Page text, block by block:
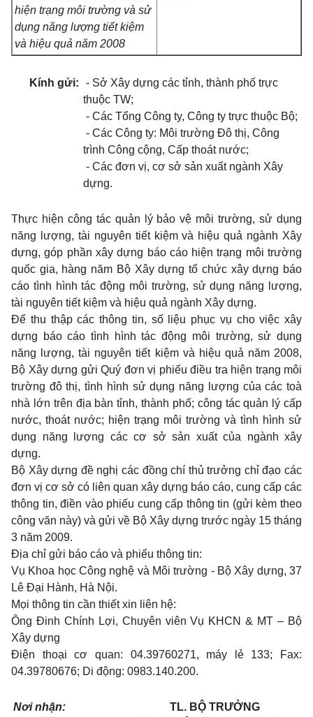
hiện trạng môi trường và sử
dụng năng lượng tiết kiệm
và hiệu quả năm 2008
Kính gửi:
- Sở Xây dựng các tỉnh, thành phố trực
thuộc TW;
- Các Tổng Công ty, Công ty trực thuộc Bộ;
- Các Công ty: Môi trường Đô thị, Công
trình Công cộng, Cấp thoát nước;
- Các đơn vị, cơ sở sản xuất ngành Xây
dựng.
Thực hiện công tác quản lý bảo vệ môi trường, sử dụng
năng lượng, tài nguyên tiết kiệm và hiệu quả ngành Xây
dựng, góp phần xây dựng báo cáo hiện trạng môi trường
quốc gia, hàng năm Bộ Xây dựng tổ chức xây dựng báo
cáo tình hình tác động môi trường, sử dụng năng lượng,
tài nguyên tiết kiệm và hiệu quả ngành Xây dựng.
Để thu thập các thông tin, số liệu phục vụ cho việc xây
dựng báo cáo tình hình tác động môi trường, sử dụng
năng lượng, tài nguyên tiết kiệm và hiệu quả năm 2008,
Bộ Xây dựng gửi Quý đơn vị phiếu điều tra hiện trạng môi
trường đô thị, tình hình sử dụng năng lượng của các toà
nhà lớn trên địa bàn tỉnh, thành phố; công tác quản lý cấp
nước, thoát nước; hiện trạng môi trường và tình hình sử
dụng năng lượng các cơ sở sản xuất của ngành xây
dựng.
Bộ Xây dựng đề nghị các đồng chí thủ trưởng chỉ đạo các
đơn vị cơ sở có liên quan xây dựng báo cáo, cung cấp các
thông tin, điền vào phiếu cung cấp thông tin (gửi kèm theo
công văn này) và gửi về Bộ Xây dựng trước ngày 15 tháng
3 năm 2009.
Địa chỉ gửi báo cáo và phiếu thông tin:
Vụ Khoa học Công nghệ và Môi trường - Bộ Xây dựng, 37
Lê Đại Hành, Hà Nội.
Mọi thông tin cần thiết xin liên hệ:
Ông Đinh Chính Lợi, Chuyên viên Vụ KHCN & MT – Bộ
Xây dựng
Điện thoại cơ quan: 04.39760271, máy lẻ 133; Fax:
04.39780676; Di động: 0983.140.200.
Nơi nhận:
TL. BỘ TRƯỞNG